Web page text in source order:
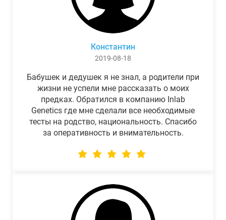
Константин
2019-08-18
Бабушек и дедушек я не знал, а родители при
жизни не успели мне рассказать о моих
предках. Обратился в компанию Inlab
Genetics где мне сделали все необходимые
тесты на родство, национальность. Спасибо
за оперативность и внимательность.